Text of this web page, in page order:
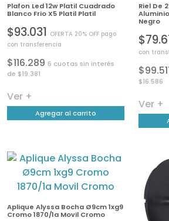
Plafon Led 12w Platil Cuadrado
Blanco Frio X5 Platil Platil
$93.031 OFERTA 20% OFF pago
con transferencia
$116.289 6 cuotas sin interés
de $19.381
Ver +
Agregar al carrito
Riel De
Negro
con
$16.586
Ver +
Aplique Alyssa Bocha Ø9cm 1xg9
Cromo 1870/1a Movil Cromo